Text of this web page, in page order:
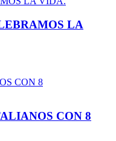
LA
CON 8